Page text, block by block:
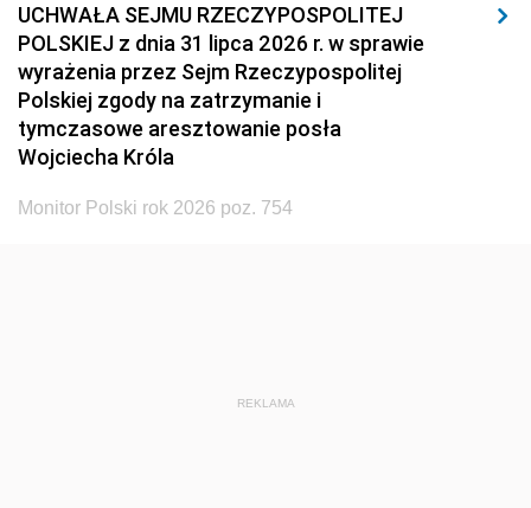
UCHWAŁA SEJMU RZECZYPOSPOLITEJ
POLSKIEJ z dnia 31 lipca 2026 r. w sprawie
wyrażenia przez Sejm Rzeczypospolitej
Polskiej zgody na zatrzymanie i
tymczasowe aresztowanie posła
Wojciecha Króla
Monitor Polski rok 2026 poz. 754
REKLAMA